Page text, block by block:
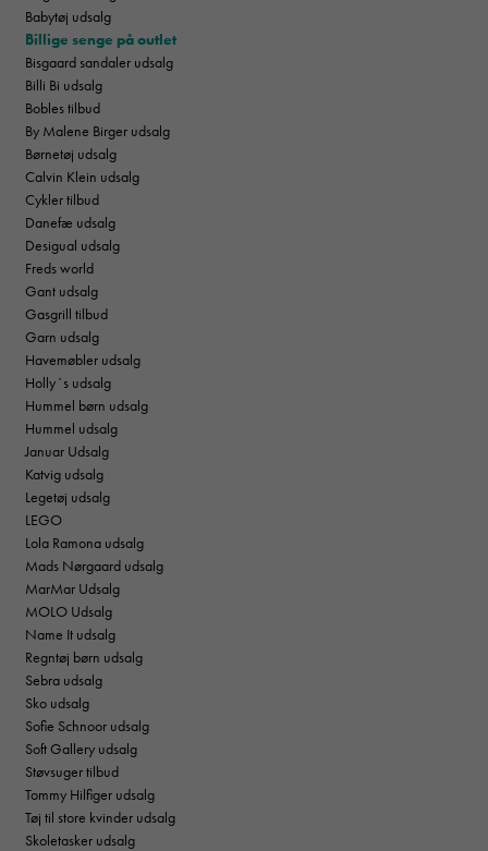
Babytøj udsalg
Billige senge på outlet
Bisgaard sandaler udsalg
Billi Bi udsalg
Bobles tilbud
By Malene Birger udsalg
Børnetøj udsalg
Calvin Klein udsalg
Cykler tilbud
Danefæ udsalg
Desigual udsalg
Freds world
Gant udsalg
Gasgrill tilbud
Garn udsalg
Havemøbler udsalg
Holly´s udsalg
Hummel børn udsalg
Hummel udsalg
Januar Udsalg
Katvig udsalg
Legetøj udsalg
LEGO
Lola Ramona udsalg
Mads Nørgaard udsalg
MarMar Udsalg
MOLO Udsalg
Name It udsalg
Regntøj børn udsalg
Sebra udsalg
Sko udsalg
Sofie Schnoor udsalg
Soft Gallery udsalg
Støvsuger tilbud
Tommy Hilfiger udsalg
Tøj til store kvinder udsalg
Skoletasker udsalg